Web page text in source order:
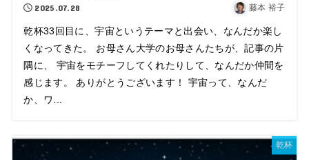
2025.07.28 藤本 裕子
乾杯33回目に、宇宙というテーマと出会い、なんだか楽し
くなってきた。 お母さん大学のお母さんたちが、記事の片
隅に、 宇宙をモチーフしてくれたりして、なんだか仲間を
感じます。 ありがとうございます！ 宇宙って、なんだ
か、ワ...
乾杯